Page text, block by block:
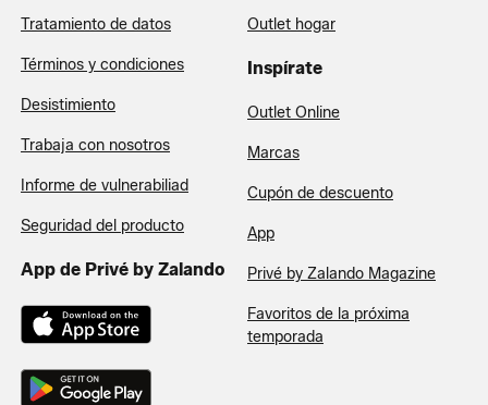
Tratamiento de datos
Términos y condiciones
Desistimiento
Trabaja con nosotros
Informe de vulnerabiliad
Seguridad del producto
App de Privé by Zalando
Outlet hogar
Inspírate
Outlet Online
Marcas
Cupón de descuento
App
Privé by Zalando Magazine
Favoritos de la próxima
temporada